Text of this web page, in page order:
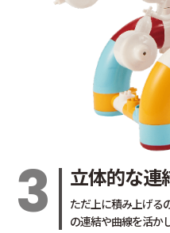
3 立体的な連
ただ上に積み上げる
の連結や曲線を活か